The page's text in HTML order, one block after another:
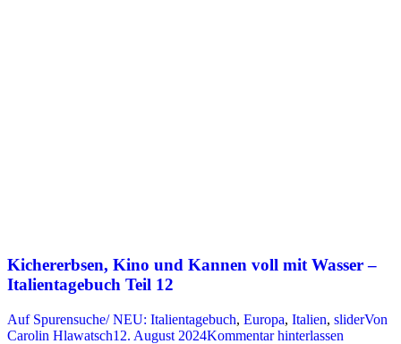
Kichererbsen, Kino und Kannen voll mit Wasser –
Italientagebuch Teil 12
Auf Spurensuche/ NEU: Italientagebuch, Europa, Italien, sliderVon
Carolin Hlawatsch12. August 2024Kommentar hinterlassen